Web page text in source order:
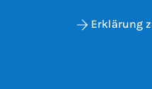
Erklärung